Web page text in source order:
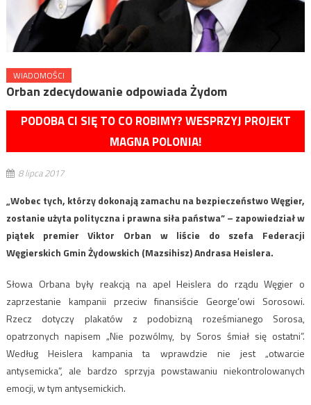
WIADOMOŚCI
Orban zdecydowanie odpowiada Żydom
PODOBA CI SIĘ TO CO ROBIMY? WESPRZYJ PROJEKT
MAGNA POLONIA!
8 lipca 2017
„Wobec tych, którzy dokonają zamachu na bezpieczeństwo Węgier,
zostanie użyta polityczna i prawna siła państwa” – zapowiedział w
piątek premier Viktor Orban w liście do szefa Federacji
Węgierskich Gmin Żydowskich (Mazsihisz) Andrasa Heislera.
Słowa Orbana były reakcją na apel Heislera do rządu Węgier o
zaprzestanie kampanii przeciw finansiście George’owi Sorosowi.
Rzecz dotyczy plakatów z podobizną roześmianego Sorosa,
opatrzonych napisem „Nie pozwólmy, by Soros śmiał się ostatni”.
Według Heislera kampania ta wprawdzie nie jest „otwarcie
antysemicka”, ale bardzo sprzyja powstawaniu niekontrolowanych
emocji, w tym antysemickich.